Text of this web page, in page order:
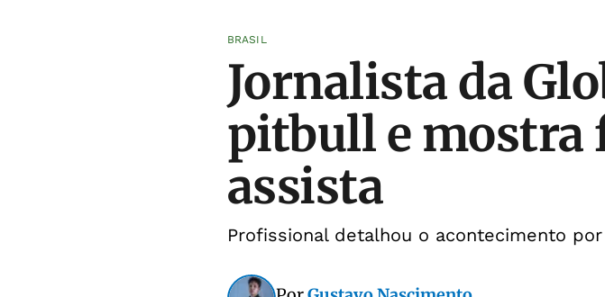
BRASIL
Jornalista da
pitbull e mostra
assista
Profissional detalhou o acontecimento